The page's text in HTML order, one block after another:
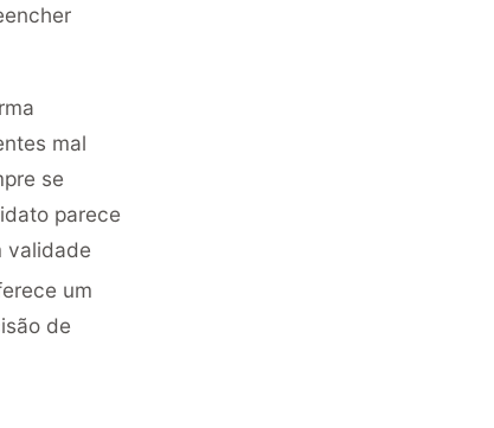
mal
se
parece
validade
um
de